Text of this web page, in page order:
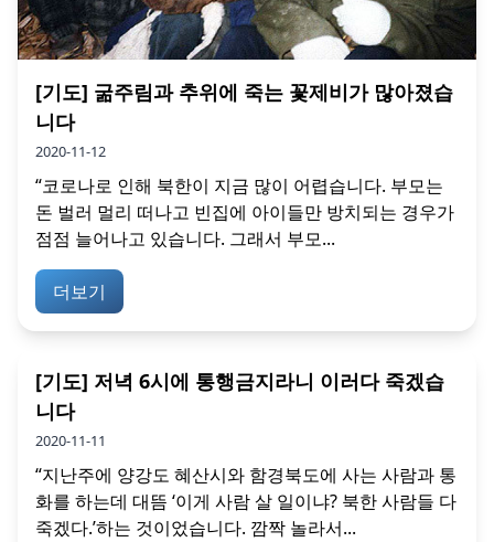
[기도] 굶주림과 추위에 죽는 꽃제비가 많아졌습
니다
2020-11-12
“코로나로 인해 북한이 지금 많이 어렵습니다. 부모는
돈 벌러 멀리 떠나고 빈집에 아이들만 방치되는 경우가
점점 늘어나고 있습니다. 그래서 부모...
더보기
[기도] 저녁 6시에 통행금지라니 이러다 죽겠습
니다
2020-11-11
“지난주에 양강도 혜산시와 함경북도에 사는 사람과 통
화를 하는데 대뜸 ‘이게 사람 살 일이냐? 북한 사람들 다
죽겠다.’하는 것이었습니다. 깜짝 놀라서...